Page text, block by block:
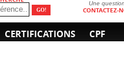
Une
CONTACTEZ-
CERTIFICATIONS CPF